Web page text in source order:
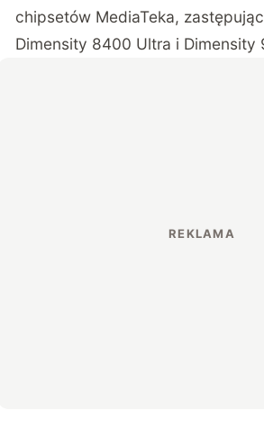
chipsetów MediaTeka,
Dimensity 8400 Ultra i Dimensity